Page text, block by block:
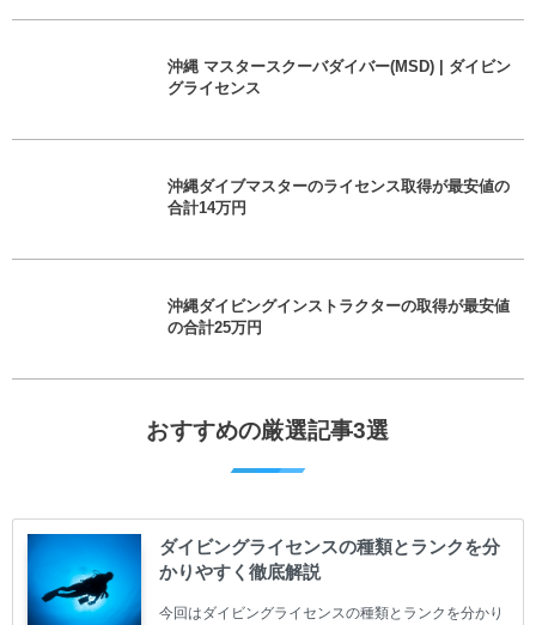
沖縄 マスタースクーバダイバー(MSD) | ダイビン
グライセンス
沖縄ダイブマスターのライセンス取得が最安値の
合計14万円
沖縄ダイビングインストラクターの取得が最安値
の合計25万円
おすすめの厳選記事3選
ダイビングライセンスの種類とランクを分
かりやすく徹底解説
今回はダイビングライセンスの種類とランクを分かり